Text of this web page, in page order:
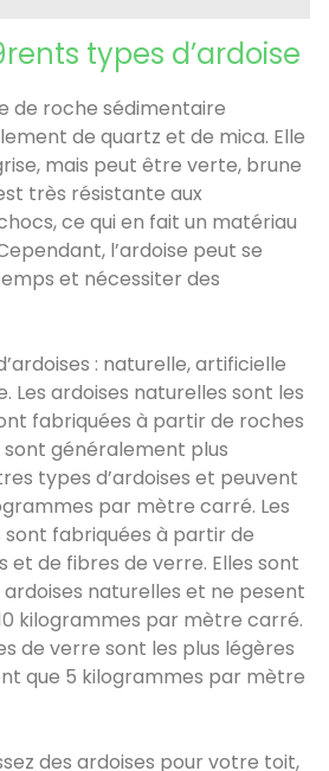
types d’ardoise
de roche sédimentaire
de quartz et de mica. Elle
mais peut être verte, brune
très résistante aux
ce qui en fait un matériau
l’ardoise peut se
et nécessiter des
: naturelle, artificielle
Les ardoises naturelles sont les
fabriquées à partir de roches
sont généralement plus
types d’ardoises et peuvent
par mètre carré. Les
fabriquées à partir de
et de fibres de verre. Elles sont
ardoises naturelles et ne pesent
kilogrammes par mètre carré.
de verre sont les plus légères
que 5 kilogrammes par mètre
des ardoises pour votre toit,